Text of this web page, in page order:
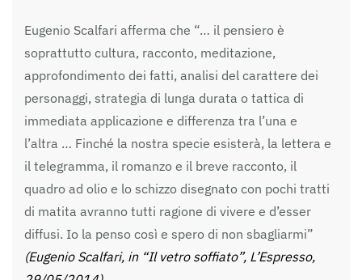
Eugenio Scalfari afferma che “… il pensiero è
soprattutto cultura, racconto, meditazione,
approfondimento dei fatti, analisi del carattere dei
personaggi, strategia di lunga durata o tattica di
immediata applicazione e differenza tra l’una e
l’altra … Finché la nostra specie esisterà, la lettera e
il telegramma, il romanzo e il breve racconto, il
quadro ad olio e lo schizzo disegnato con pochi tratti
di matita avranno tutti ragione di vivere e d’esser
diffusi. Io la penso così e spero di non sbagliarmi”
(Eugenio Scalfari, in “Il vetro soffiato”, L’Espresso,